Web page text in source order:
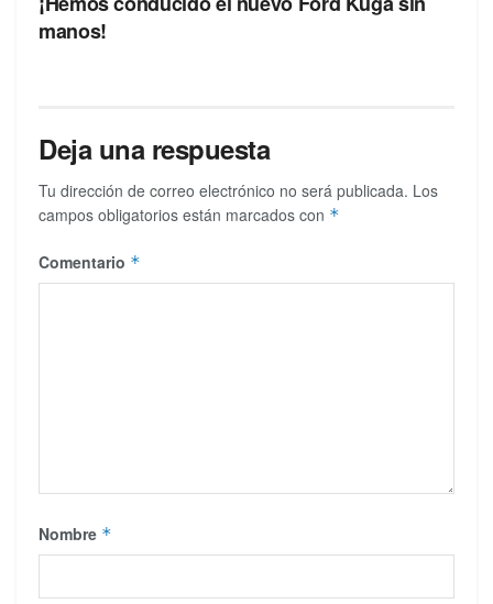
manos!
Deja una respuesta
Tu dirección de correo electrónico no será publicada. Los
campos obligatorios están marcados con *
Comentario *
Nombre *